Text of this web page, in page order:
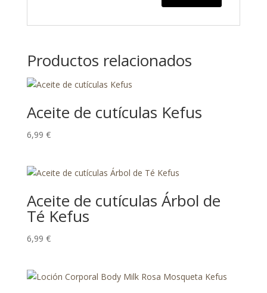
Productos relacionados
Aceite de cutículas Kefus
6,99 €
Aceite de cutículas Árbol de
Té Kefus
6,99 €